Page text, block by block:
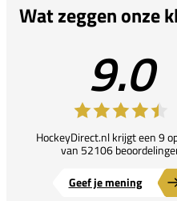
Wat zeggen onze
9.0
HockeyDirect.nl krijgt een 9
van 52106
Geef je mening